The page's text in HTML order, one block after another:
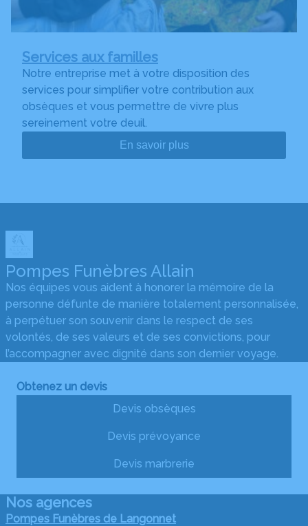
Services aux familles
Notre entreprise met à votre disposition des
services pour simplifier votre contribution aux
obsèques et vous permettre de vivre plus
sereinement votre deuil.
En savoir plus
Pompes Funèbres Allain
Nos équipes vous aident à honorer la mémoire de la
personne défunte de manière totalement personnalisée,
à perpétuer son souvenir dans le respect de ses
volontés, de ses valeurs et de ses convictions, pour
l’accompagner avec dignité dans son dernier voyage.
Obtenez un devis
Devis obsèques
Devis prévoyance
Devis marbrerie
Nos agences
Pompes Funèbres de Langonnet